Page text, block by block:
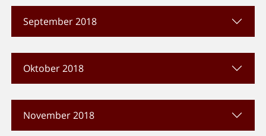
September 2018
Oktober 2018
November 2018